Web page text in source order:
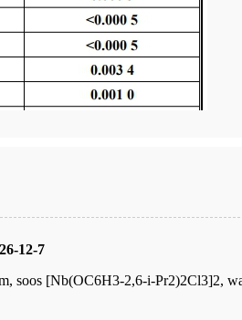
12-7
soos [Nb(OC6H3-2,6-i-Pr2)2Cl3]2,